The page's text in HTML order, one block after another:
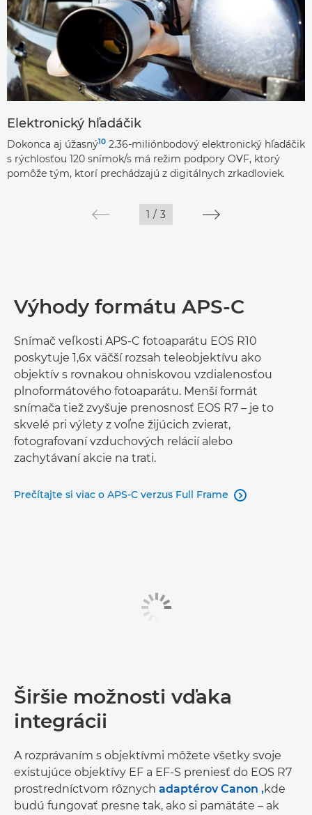
Elektronický hľadáčik
Dokonca aj úžasný10 2.36-miliónbodový elektronický hľadáčik
s rýchlosťou 120 snímok/s má režim podpory OVF, ktorý
pomôže tým, ktorí prechádzajú z digitálnych zrkadloviek.
1 / 3
Výhody formátu APS-C
Snímač veľkosti APS-C fotoaparátu EOS R10
poskytuje 1,6x väčší rozsah teleobjektívu ako
objektív s rovnakou ohniskovou vzdialenosťou
plnoformátového fotoaparátu. Menší formát
snímača tiež zvyšuje prenosnosť EOS R7 – je to
skvelé pri výlety z voľne žijúcich zvierat,
fotografovaní vzduchových relácií alebo
zachytávaní akcie na trati.
Prečítajte si viac o APS-C verzus Full Frame 
Širšie možnosti vďaka
integrácii
A rozprávaním s objektívmi môžete všetky svoje
existujúce objektívy EF a EF-S preniesť do EOS R7
prostredníctvom rôznych adaptérov Canon ,kde
budú fungovať presne tak, ako si pamätáte – ak